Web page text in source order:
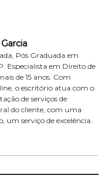
Pós Graduada em
Especialista em Direito de
de 15 anos. Com
o escritório atua com o
de serviços de
do cliente, com uma
um serviço de excelência.